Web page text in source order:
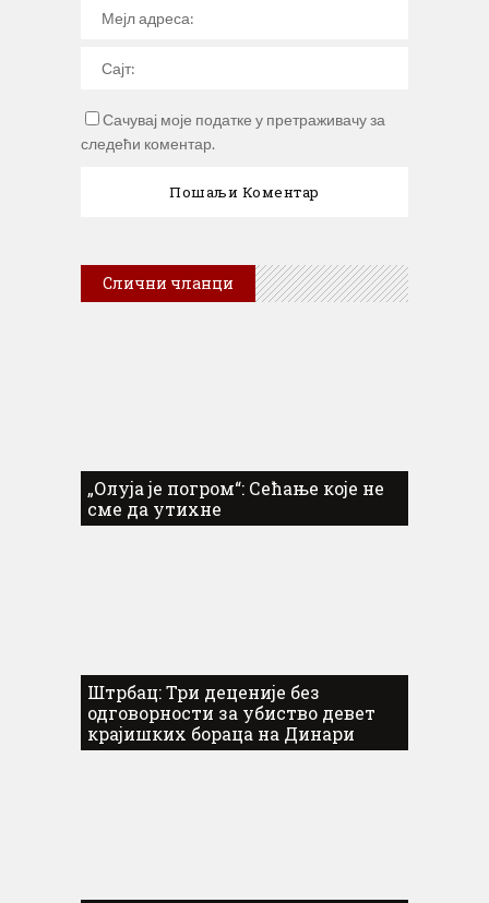
Сачувај моје податке у претраживачу за
следећи коментар.
Слични чланци
„Олуја је погром“: Сећање које не
сме да утихне
Штрбац: Три деценије без
одговорности за убиство девет
крајишких бораца на Динари